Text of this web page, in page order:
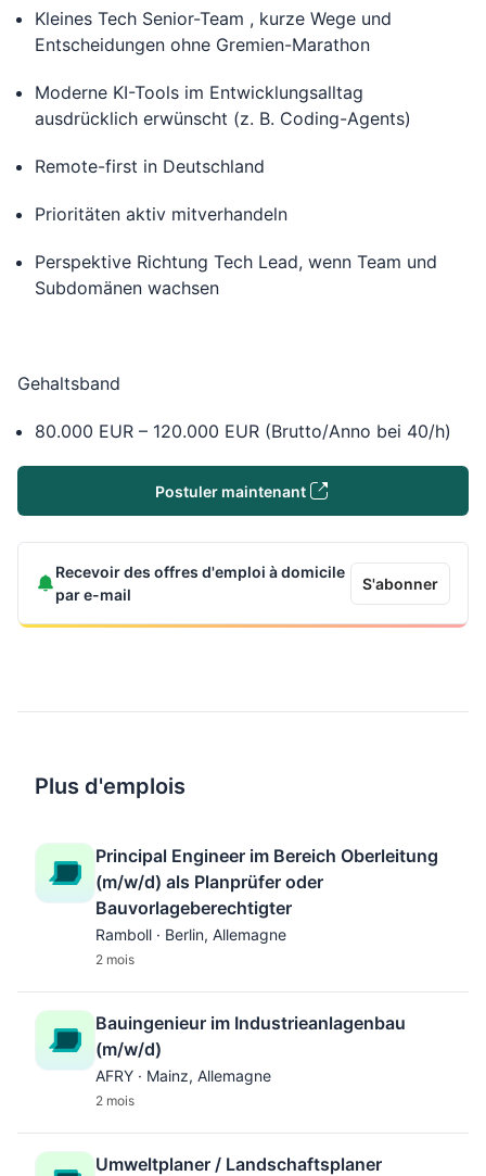
Kleines Tech Senior-Team , kurze Wege und
Entscheidungen ohne Gremien-Marathon
Moderne KI-Tools im Entwicklungsalltag
ausdrücklich erwünscht (z. B. Coding-Agents)
Remote-first in Deutschland
Prioritäten aktiv mitverhandeln
Perspektive Richtung Tech Lead, wenn Team und
Subdomänen wachsen
Gehaltsband
80.000 EUR – 120.000 EUR (Brutto/Anno bei 40/h)
Postuler maintenant
Recevoir des offres d'emploi à domicile
par e-mail
S'abonner
Plus d'emplois
Principal Engineer im Bereich Oberleitung
(m/w/d) als Planprüfer oder
Bauvorlageberechtigter
Ramboll · Berlin, Allemagne
2 mois
Bauingenieur im Industrieanlagenbau
(m/w/d)
AFRY · Mainz, Allemagne
2 mois
Umweltplaner / Landschaftsplaner